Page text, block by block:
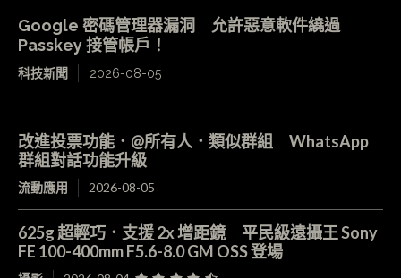
Google 密碼管理器漏洞 允許惡意軟件繞過
Passkey 接管帳戶！
科技新聞 2026-08-05
改進投票功能．@所有人．類似群組 WhatsApp
群組對話功能升級
流動應用 2026-08-05
625g 超輕巧．支援 2x 增距鏡 平民級遠攝王 Sony
FE 100-400mm F5.6-8.0 GM OSS 登場